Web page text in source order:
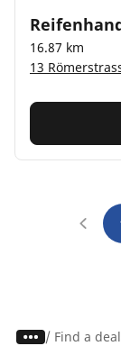
16.87 km
13
/ Find a